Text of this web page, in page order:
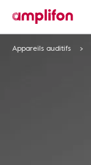
Appareils auditifs